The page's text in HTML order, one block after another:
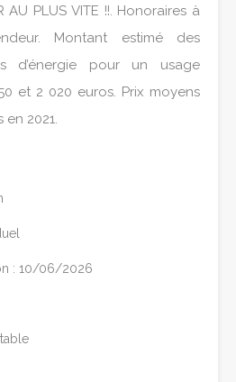
AU PLUS VITE !!. Honoraires à
Montant estimé des
d’énergie pour un usage
et 2 020 euros. Prix moyens
2021.
: 10/06/2026